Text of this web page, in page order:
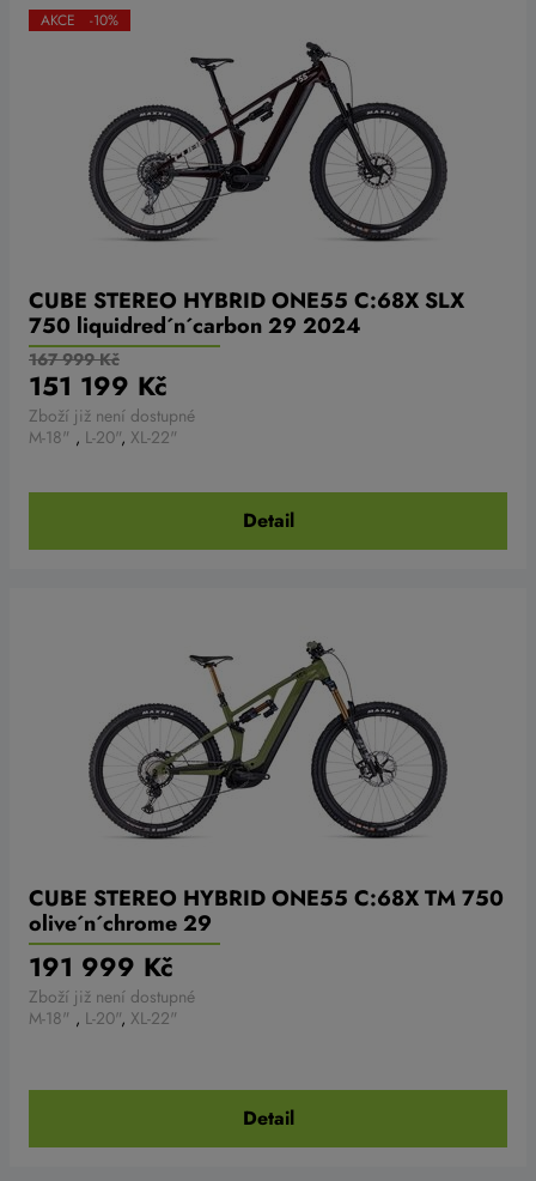
CUBE STEREO HYBRID ONE55 C:68X SLX
750 liquidred´n´carbon 29 2024
AKCE -10%
167 999 Kč
151 199 Kč
Zboží již není dostupné
M-18" , L-20", XL-22"
Detail
CUBE STEREO HYBRID ONE55 C:68X TM 750
olive´n´chrome 29
191 999 Kč
Zboží již není dostupné
M-18" , L-20", XL-22"
Detail